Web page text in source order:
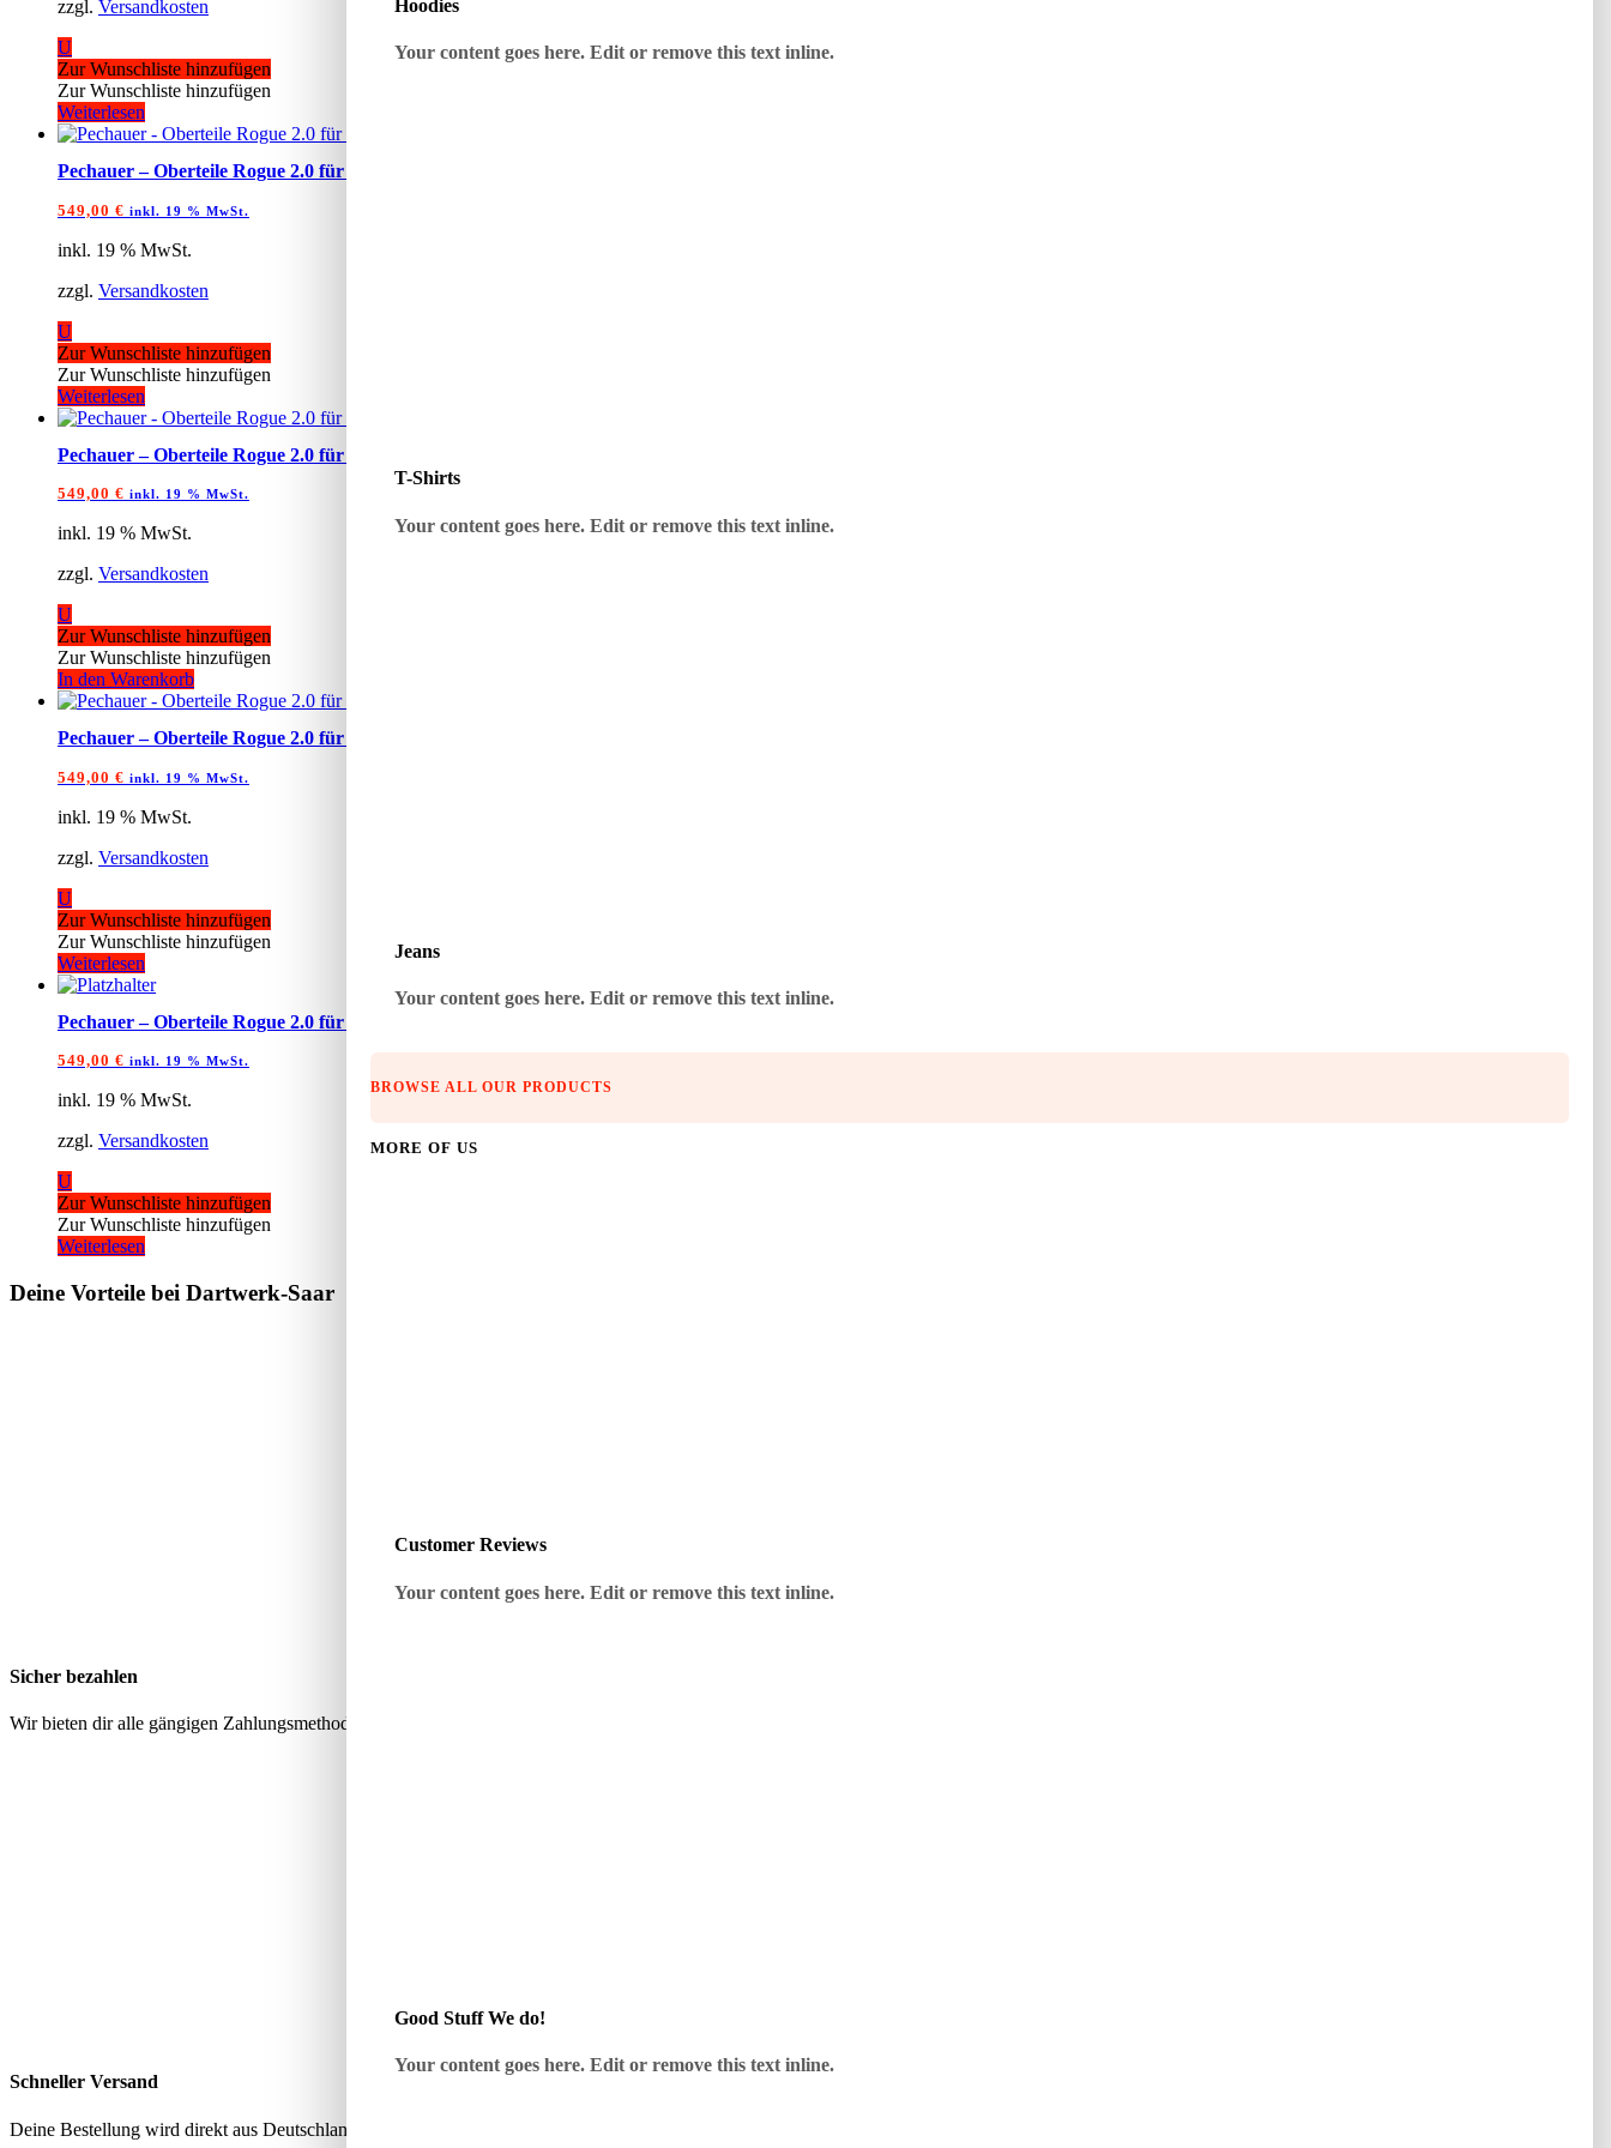
Hoodies
Your content goes here. Edit or remove this text inline.
T-Shirts
Your content goes here. Edit or remove this text inline.
Jeans
Your content goes here. Edit or remove this text inline.
BROWSE ALL OUR PRODUCTS
MORE OF US
Customer Reviews
Your content goes here. Edit or remove this text inline.
Good Stuff We do!
Your content goes here. Edit or remove this text inline.
zzgl. Versandkosten
U
Zur Wunschliste hinzufügen
Zur Wunschliste hinzufügen
Weiterlesen
Pechauer – Oberteile Rogue 2.0 für Uniloc
549,00 € inkl. 19 % MwSt.
inkl. 19 % MwSt.
zzgl. Versandkosten
U
Zur Wunschliste hinzufügen
Zur Wunschliste hinzufügen
Weiterlesen
Pechauer – Oberteile Rogue 2.0 für 5/16×14
549,00 € inkl. 19 % MwSt.
inkl. 19 % MwSt.
zzgl. Versandkosten
U
Zur Wunschliste hinzufügen
Zur Wunschliste hinzufügen
In den Warenkorb
Pechauer – Oberteile Rogue 2.0 für 5/16×18
549,00 € inkl. 19 % MwSt.
inkl. 19 % MwSt.
zzgl. Versandkosten
U
Zur Wunschliste hinzufügen
Zur Wunschliste hinzufügen
Weiterlesen
Pechauer – Oberteile Rogue 2.0 für Radial
549,00 € inkl. 19 % MwSt.
inkl. 19 % MwSt.
zzgl. Versandkosten
U
Zur Wunschliste hinzufügen
Zur Wunschliste hinzufügen
Weiterlesen
Deine Vorteile bei Dartwerk-Saar
Sicher bezahlen
Wir bieten dir alle gängigen Zahlungsmethoden über geprüfte, sichere Anbieter – ohne Risiko.
Schneller Versand
Deine Bestellung wird direkt aus Deutschland verschickt – schnell, zuverlässig und gut verpackt.